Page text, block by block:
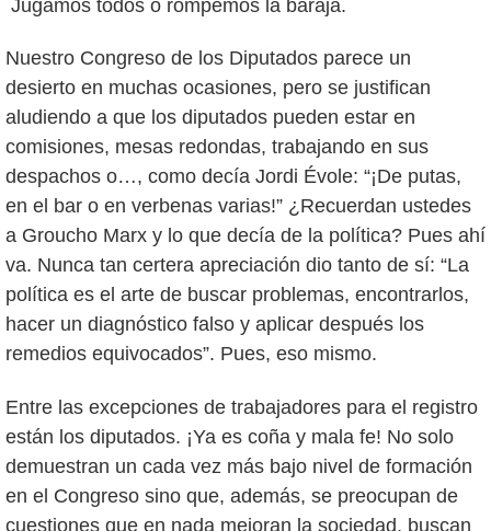
Jugamos todos o rompemos la baraja.
Nuestro Congreso de los Diputados parece un
desierto en muchas ocasiones, pero se justifican
aludiendo a que los diputados pueden estar en
comisiones, mesas redondas, trabajando en sus
despachos o…, como decía Jordi Évole: “¡De putas,
en el bar o en verbenas varias!” ¿Recuerdan ustedes
a Groucho Marx y lo que decía de la política? Pues ahí
va. Nunca tan certera apreciación dio tanto de sí: “La
política es el arte de buscar problemas, encontrarlos,
hacer un diagnóstico falso y aplicar después los
remedios equivocados”. Pues, eso mismo.
Entre las excepciones de trabajadores para el registro
están los diputados. ¡Ya es coña y mala fe! No solo
demuestran un cada vez más bajo nivel de formación
en el Congreso sino que, además, se preocupan de
cuestiones que en nada mejoran la sociedad, buscan